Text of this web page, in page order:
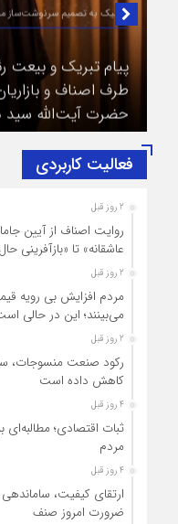
در لبیک به تصمیم سرنوشت‌ساز
پیام تبریک و بیعت
طرف اصناف و
حضرت آیت‌الله سید
فعالیت کاربردی
2 روز قبل
روایت اصناف از آیین
عاشقانه» تا «بازآفرینی
2 روز قبل
مردم افزایش بی رویه
می‌بینند؛ این در حالی
2 روز قبل
رکود صنعت منسوجات،
کاهش داده است
4 روز قبل
ثبات اقتصادی؛
مردم
4 روز قبل
ارتقای کیفیت،
ضرورت امروز صنف